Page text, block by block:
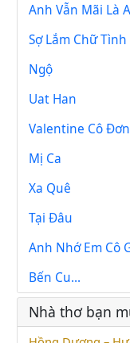
Anh Vẫn Mãi Là
Sợ Lắm Chữ Tình
Ngộ
Uat Han
Valentine Cô Đơn
Mị Ca
Xa Quê
Tại Đâu
Anh Nhớ Em Cô
Bến Cu...
Nhà thơ bạn